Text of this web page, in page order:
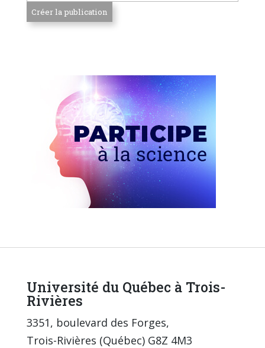
Université du Québec à Trois-
Rivières
3351, boulevard des Forges,
Trois-Rivières (Québec) G8Z 4M3